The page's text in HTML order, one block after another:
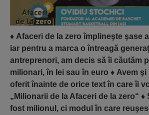
♦ Afaceri de la zero împlineşte şase
iar pentru a marca o întreagă
antreprenori, am decis să îi căutăm
milionari, în lei sau în euro ♦ Avem
oferit înainte de orice text în care îi
„Milionarii de la Afaceri de la zero“ ♦
fost milionul, ci modul în care